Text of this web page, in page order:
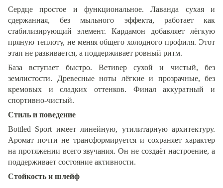
Сердце простое и функциональное. Лаванда сухая и
сдержанная, без мыльного эффекта, работает как
стабилизирующий элемент. Кардамон добавляет лёгкую
пряную теплоту, не меняя общего холодного профиля. Этот
этап не развивается, а поддерживает ровный ритм.
База вступает быстро. Ветивер сухой и чистый, без
землистости. Древесные ноты лёгкие и прозрачные, без
кремовых и сладких оттенков. Финал аккуратный и
спортивно-чистый.
Стиль и поведение
Bottled Sport имеет линейную, утилитарную архитектуру.
Аромат почти не трансформируется и сохраняет характер
на протяжении всего звучания. Он не создаёт настроение, а
поддерживает состояние активности.
Стойкость и шлейф